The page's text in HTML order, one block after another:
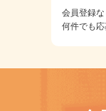
会員登録な
何件でも応